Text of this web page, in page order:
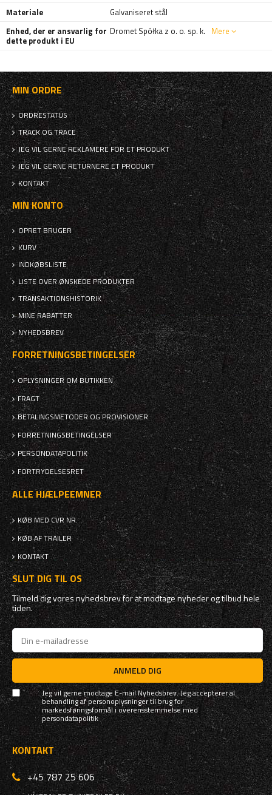
Materiale
Galvaniseret stål
Enhed, der er ansvarlig for
dette produkt i EU
Dromet Spółka z o. o. sp. k. Mere
MIN ORDRE
ORDRESTATUS
TRACK OG TRACE
JEG VIL GERNE REKLAMERE FOR ET PRODUKT
JEG VIL GERNE RETURNERE ET PRODUKT
KONTAKT
MIN KONTO
OPRET BRUGER
KURV
INDKØBSLISTE
LISTE OVER ØNSKEDE PRODUKTER
TRANSAKTIONSHISTORIK
MINE RABATTER
NYHEDSBREV
FORRETNINGSBETINGELSER
OPLYSNINGER OM BUTIKKEN
FRAGT
BETALINGSMETODER OG PROVISIONER
FORRETNINGSBETINGELSER
PERSONDATAPOLITIK
FORTRYDELSESRET
ALLE HJÆLPEEMNER
KØB MED CVR NR.
KØB AF TRAILER
KONTAKT
SLUT DIG TIL OS
Tilmeld dig vores nyhedsbrev for at modtage nyheder og tilbud hele
tiden.
ANMELD DIG
Jeg vil gerne modtage E-mail Nyhedsbrev. Jeg accepterer al
behandling af personoplysninger til brug for
markedsføringsformål i overensstemmelse med
persondatapolitik
KONTAKT
+45 787 25 606